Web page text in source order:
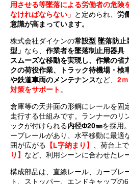
用させる等墜落による労働者の危険
なければならない」 と定められ、 労
意識が高まっています。
株式会社ダイケンの常設型 墜落防止
型」 なら、 作業者を墜落制止用器具
スムーズな移動を実現し、作業の省
クの荷役作業、トラック待機場・検
や鉄道車両のメンテナンスなど、 2
対策をサポート。
倉庫等の天井面の形鋼にレールを固
走行する仕組みです。ランナーのリ
ックが付けられる内径Φ20㎜を採用
ーブレールがあり、水平移動に最適
囲が広がる 【L字納まり】 、荷台上
り】 など、利用シーンに合わせたレ
構成部品は、直線レール、カーブレ
ト、ストッパー、エンドキャップの